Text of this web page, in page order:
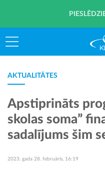
AKTUALITĀTES
Apstiprināts
skolas soma”
sadalījums šim
2023. gada 28. februāris, 16:19